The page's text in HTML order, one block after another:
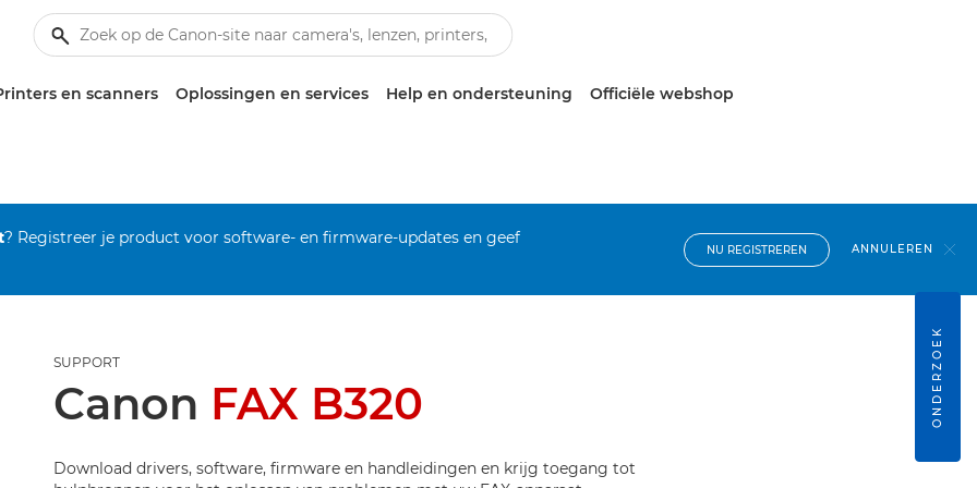
en scanners Oplossingen en services Help en ondersteuning Officiële webshop
? Registreer je product voor software- en firmware-updates en geef
NU REGISTREREN ANNULEREN
SUPPORT
Canon FAX B320
Download drivers, software, firmware en handleidingen en krijg toegang tot
ONDERZOEK